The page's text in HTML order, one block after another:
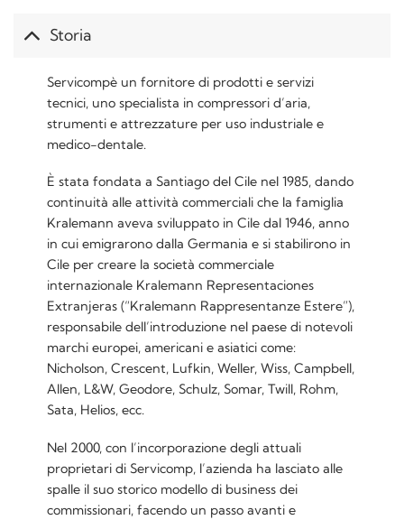
Storia
Servicompè un fornitore di prodotti e servizi
tecnici, uno specialista in compressori d’aria,
strumenti e attrezzature per uso industriale e
medico-dentale.
È stata fondata a Santiago del Cile nel 1985, dando
continuità alle attività commerciali che la famiglia
Kralemann aveva sviluppato in Cile dal 1946, anno
in cui emigrarono dalla Germania e si stabilirono in
Cile per creare la società commerciale
internazionale Kralemann Representaciones
Extranjeras (“Kralemann Rappresentanze Estere”),
responsabile dell’introduzione nel paese di notevoli
marchi europei, americani e asiatici come:
Nicholson, Crescent, Lufkin, Weller, Wiss, Campbell,
Allen, L&W, Geodore, Schulz, Somar, Twill, Rohm,
Sata, Helios, ecc.
Nel 2000, con l’incorporazione degli attuali
proprietari di Servicomp, l’azienda ha lasciato alle
spalle il suo storico modello di business dei
commissionari, facendo un passo avanti e